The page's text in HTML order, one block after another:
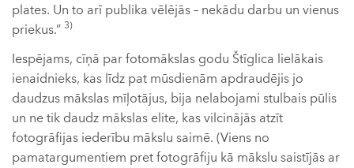
plates. Un to arī publika vēlējās – nekādu darbu un vienus
priekus.” 3)
Iespējams, cīņā par fotomākslas godu Štīglica lielākais
ienaidnieks, kas līdz pat mūsdienām apdraudējis jo
daudzus mākslas mīļotājus, bija nelabojami stulbais pūlis
un ne tik daudz mākslas elite, kas vilcinājās atzīt
fotogrāfijas iederību mākslu saimē. (Viens no
pamatargumentiem pret fotogrāfiju kā mākslu saistījās ar